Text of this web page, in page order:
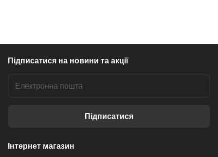
Підписатися на новини та акції
Підписатися
Інтернет магазин